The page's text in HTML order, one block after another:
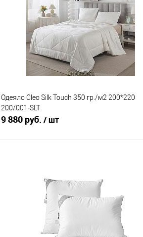
Одеяло Cleo Silk Touch 350 гр./м2 200*220
200/001-SLT
9 880 руб. / шт
Купить в 1 клик
Сравнение
В избранное
В наличии